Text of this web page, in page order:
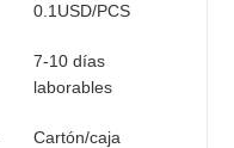
0.1USD/PCS
7-10 días
laborables
Cartón/caja